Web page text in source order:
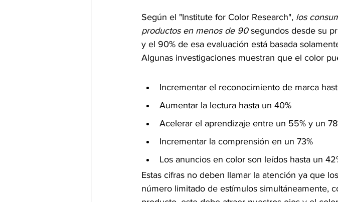
Según el "Institute for Color Research", los
productos en menos de 90 segundos desde su
y el 90% de esa evaluación está basada
Algunas investigaciones muestran que el color
Incrementar el reconocimiento de marca
Aumentar la lectura hasta un 40%
Acelerar el aprendizaje entre un 55% y un
Incrementar la comprensión en un 73%
Los anuncios en color son leídos hasta un
Estas cifras no deben llamar la atención ya que
número limitado de estímulos simultáneamente,